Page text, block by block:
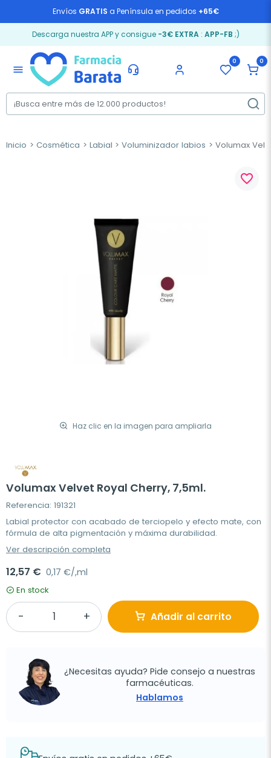
Envíos GRATIS a Península en pedidos +65€
Descarga nuestra APP y consigue -3€ EXTRA: APP-FB ;)
menu
0 0
Inicio Cosmética Labial Voluminizador labios Volumax
Haz clic en la imagen para ampliarla
favorite_border
Volumax Velvet Royal Cherry, 7,5ml.
Referencia: 191321
Labial protector con acabado de terciopelo y efecto mate, con
fórmula de alta pigmentación y máxima durabilidad.
Ver descripción completa
12,57 € 0,17 €/,ml
En stock
Añadir al carrito
¿Necesitas ayuda? Pide consejo a nuestras
farmacéuticas.
Hablamos